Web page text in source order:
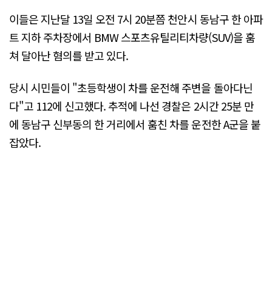
이들은 지난달 13일 오전 7시 20분쯤 천안시 동남구 한 아파
트 지하 주차장에서 BMW 스포츠유틸리티차량(SUV)을 훔
쳐 달아난 혐의를 받고 있다.
당시 시민들이 "초등학생이 차를 운전해 주변을 돌아다닌
다"고 112에 신고했다. 추적에 나선 경찰은 2시간 25분 만
에 동남구 신부동의 한 거리에서 훔친 차를 운전한 A군을 붙
잡았다.